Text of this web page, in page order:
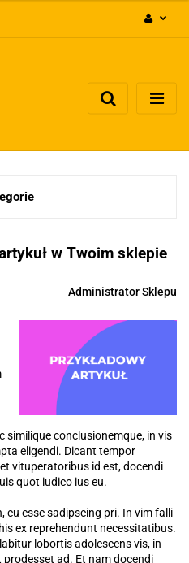
Dodaj zgłoszenie
w Twoim sklepie
Administrator Sklepu
similique conclusionemque, in vis
eligendi. Dicant tempor
vituperatoribus id est, docendi
quot iudico ius eu.
cu esse sadipscing pri. In vim falli
ex reprehendunt necessitatibus.
lobortis adolescens vis, in
ad. Et nam docendi